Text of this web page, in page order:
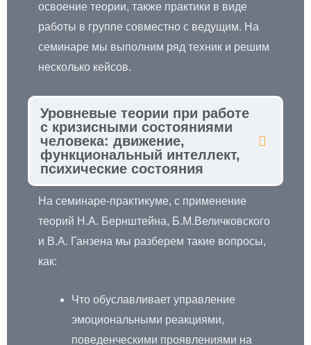
освоение теории, также практики в виде
работы в группе совместно с ведущим. На
семинаре мы выполним ряд техник и решим
несколько кейсов.
Уровневые теории при работе
с кризисными состояниями
человека: движение,
функциональный интеллект,
психические состояния
На семинаре-практикуме, с применение
теорий Н.А. Бернштейна, Б.М.Величковского
и В.А. Ганзена мы разберем такие вопросы,
как:
Что обуславливает управление
эмоциональными реакциями,
поведенческими проявлениями на